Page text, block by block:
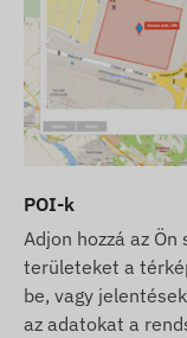
POI-k
Adjon hozzá az
területeket a
be, vagy
az adatokat a